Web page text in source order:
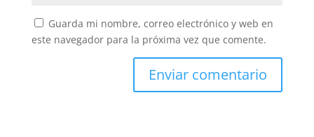
Guarda mi nombre, correo electrónico y web en
este navegador para la próxima vez que comente.